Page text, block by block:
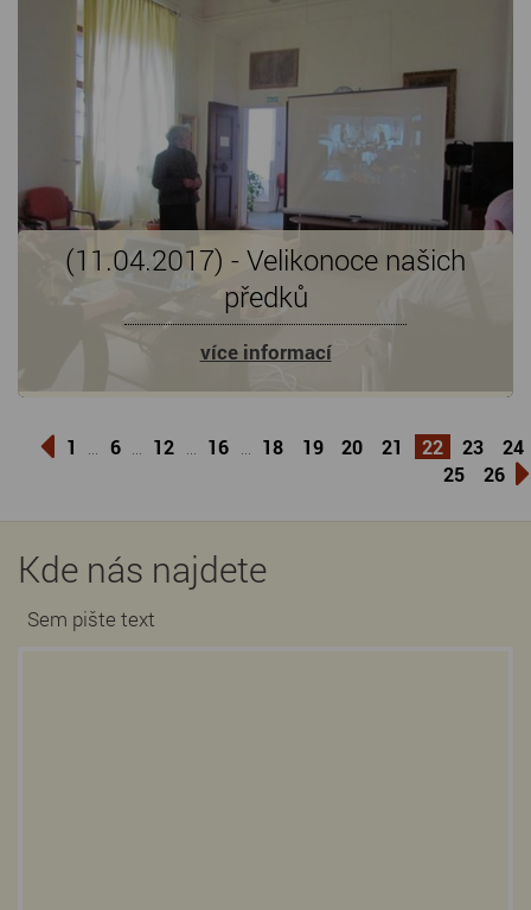
(11.04.2017) - Velikonoce našich
předků
více informací
1 6 12 16 18 19 20 21 22 23
24
25
26
Kde nás najdete
Sem pište text